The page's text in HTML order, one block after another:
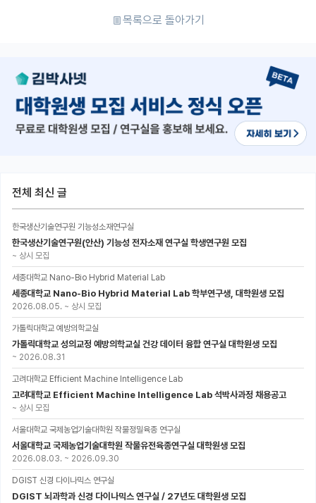
목록으로 돌아가기
전체 최신 글
한국생산기술연구원 기능성소재연구실
한국생산기술연구원(안산) 기능성 전자소재 연구실 학생연구원 모집
~ 상시 모집
세종대학교 Nano-Bio Hybrid Material Lab
세종대학교 Nano-Bio Hybrid Material Lab 학부연구생, 대학원생 모집
2026.08.05. ~ 상시 모집
가톨릭대학교 예방의학교실
가톨릭대학교 성의교정 예방의학교실 건강 데이터 융합 연구실 대학원생 모집
~ 2026.08.31
고려대학교 Efficient Machine Intelligence Lab
고려대학교 Efficient Machine Intelligence Lab 석박사과정 채용공고
~ 상시 모집
서울대학교 국제농업기술대학원 작물정밀육종 연구실
서울대학교 국제농업기술대학원 작물유전육종연구실 대학원생 모집
2026.08.03. ~ 2026.09.30
DGIST 신경 다이나믹스 연구실
DGIST 뇌과학과 신경 다이나믹스 연구실 / 27년도 대학원생 모집